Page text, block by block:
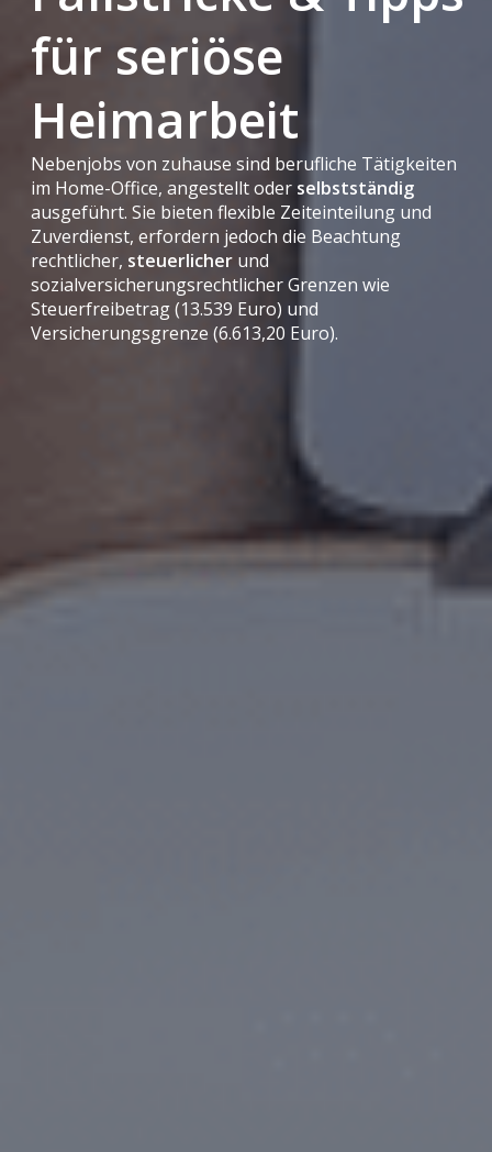
für seriöse
Heimarbeit
Nebenjobs von zuhause sind berufliche Tätigkeiten
im Home-Office, angestellt oder selbstständig
ausgeführt. Sie bieten flexible Zeiteinteilung und
Zuverdienst, erfordern jedoch die Beachtung
rechtlicher, steuerlicher und
sozialversicherungsrechtlicher Grenzen wie
Steuerfreibetrag (13.539 Euro) und
Versicherungsgrenze (6.613,20 Euro).